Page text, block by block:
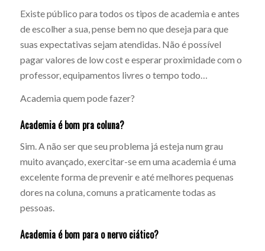
Existe público para todos os tipos de academia e antes
de escolher a sua, pense bem no que deseja para que
suas expectativas sejam atendidas. Não é possível
pagar valores de low cost e esperar proximidade com o
professor, equipamentos livres o tempo todo…
Academia quem pode fazer?
Academia é bom pra coluna?
Sim. A não ser que seu problema já esteja num grau
muito avançado, exercitar-se em uma academia é uma
excelente forma de prevenir e até melhores pequenas
dores na coluna, comuns a praticamente todas as
pessoas.
Academia é bom para o nervo ciático?